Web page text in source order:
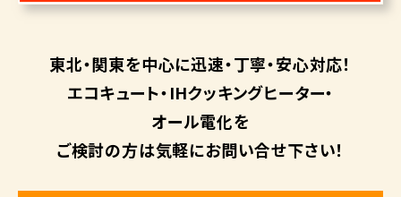
東北・関東を中心に迅速・丁寧・安心対応！
エコキュート・IHクッキングヒーター・
オール電化を
ご検討の方は気軽にお問い合せ下さい！